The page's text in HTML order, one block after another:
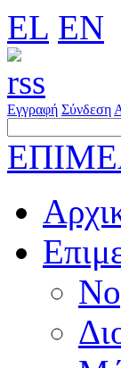
EL EN
Εγγραφή Σύνδεση